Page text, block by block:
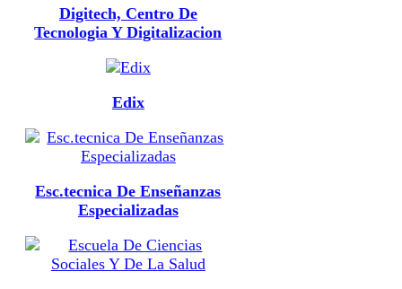
Digitech, Centro De
Tecnologia Y Digitalizacion
Edix
Esc.tecnica De Enseñanzas
Especializadas